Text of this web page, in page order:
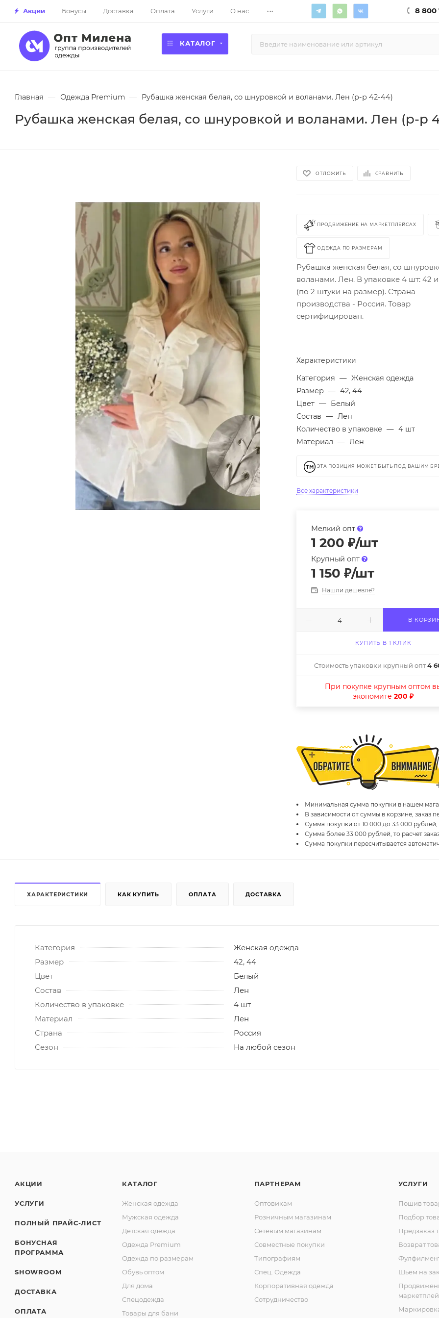
Акции Бонусы Доставка Оплата Услуги О нас ... 8 800
КАТАЛОГ
Главная — Одежда Premium — Рубашка женская белая, со шнуровкой и воланами. Лен (р-р 42-44)
Рубашка женская белая, со шнуровкой и воланами. Лен (р-р
ОТЛОЖИТЬ СРАВНИТЬ
ПРОДВИЖЕНИЕ НА МАРКЕТПЛЕЙСАХ
ОДЕЖДА ПО РАЗМЕРАМ
Рубашка женская белая, со
воланами. Лен. В упаковке 4 шт: 42
(по 2 штуки на размер). Страна
производства - Россия. Товар
сертифицирован.
Характеристики
Категория — Женская одежда
Размер — 42, 44
Цвет — Белый
Состав — Лен
Количество в упаковке — 4 шт
Материал — Лен
ЭТА ПОЗИЦИЯ МОЖЕТ БЫТЬ ПОД ВАШИМ
Все характеристики
Мелкий опт
1 200 ₽/шт
Крупный опт
1 150 ₽/шт
Нашли дешевле?
В
КУПИТЬ В 1 КЛИК
Стоимость упаковки крупный опт4
При покупке крупным оптом
экономите200 ₽
Минимальная сумма покупки в нашем
В зависимости от суммы в корзине, заказ
Сумма покупки от 10 000 до 33 000 рублей,
Сумма более 33 000 рублей, то расчет
Сумма покупки пересчитывается
ХАРАКТЕРИСТИКИ КАК КУПИТЬ ОПЛАТА ДОСТАВКА
Категория
Женская одежда
Размер
42, 44
Цвет
Белый
Состав
Лен
Количество в упаковке
4 шт
Материал
Лен
Страна
Россия
Сезон
На любой сезон
АКЦИИ
УСЛУГИ
ПОЛНЫЙ ПРАЙС-ЛИСТ
БОНУСНАЯ
ПРОГРАММА
SHOWROOM
ДОСТАВКА
ОПЛАТА
КАТАЛОГ
Женская одежда
Мужская одежда
Детская одежда
Одежда Premium
Одежда по размерам
Обувь оптом
Для дома
Спецодежда
Товары для бани
ПАРТНЕРАМ
Оптовикам
Розничным магазинам
Сетевым магазинам
Совместные покупки
Типографиям
Спец. Одежда
Корпоративная одежда
Сотрудничество
УСЛУГИ
Пошив
Подбор
Предзаказ
Возврат
Шьем на